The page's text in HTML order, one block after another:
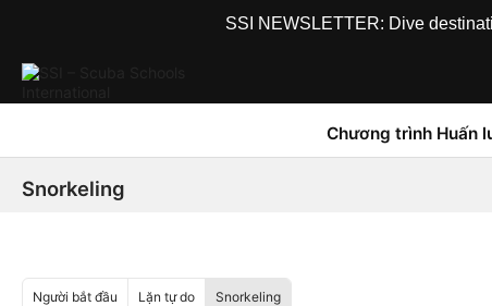
SSI NEWSLETTER: Dive
Chương trình Huấn
Snorkeling
Người bắt đầu Lặn tự do Snorkeling